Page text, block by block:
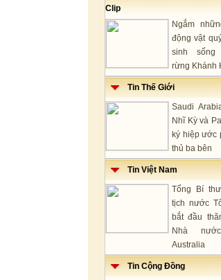
Clip
Ngắm
động vật
sinh sống
rừng Khánh
Tin Thế Giới
Saudi
Nhĩ Kỳ và
ký hiệp ước
thủ ba bên
Tin Việt Nam
Tổng Bí
tịch nước
bắt đầu
Nhà
Australia
Tin Cộng Đồng